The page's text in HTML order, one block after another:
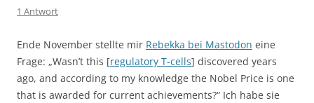
1 Antwort
Ende November stellte mir Rebekka bei Mastodon eine
Frage: „Wasn’t this [regulatory T-cells] discovered years
ago, and according to my knowledge the Nobel Price is one
that is awarded for current achievements?“ Ich habe sie